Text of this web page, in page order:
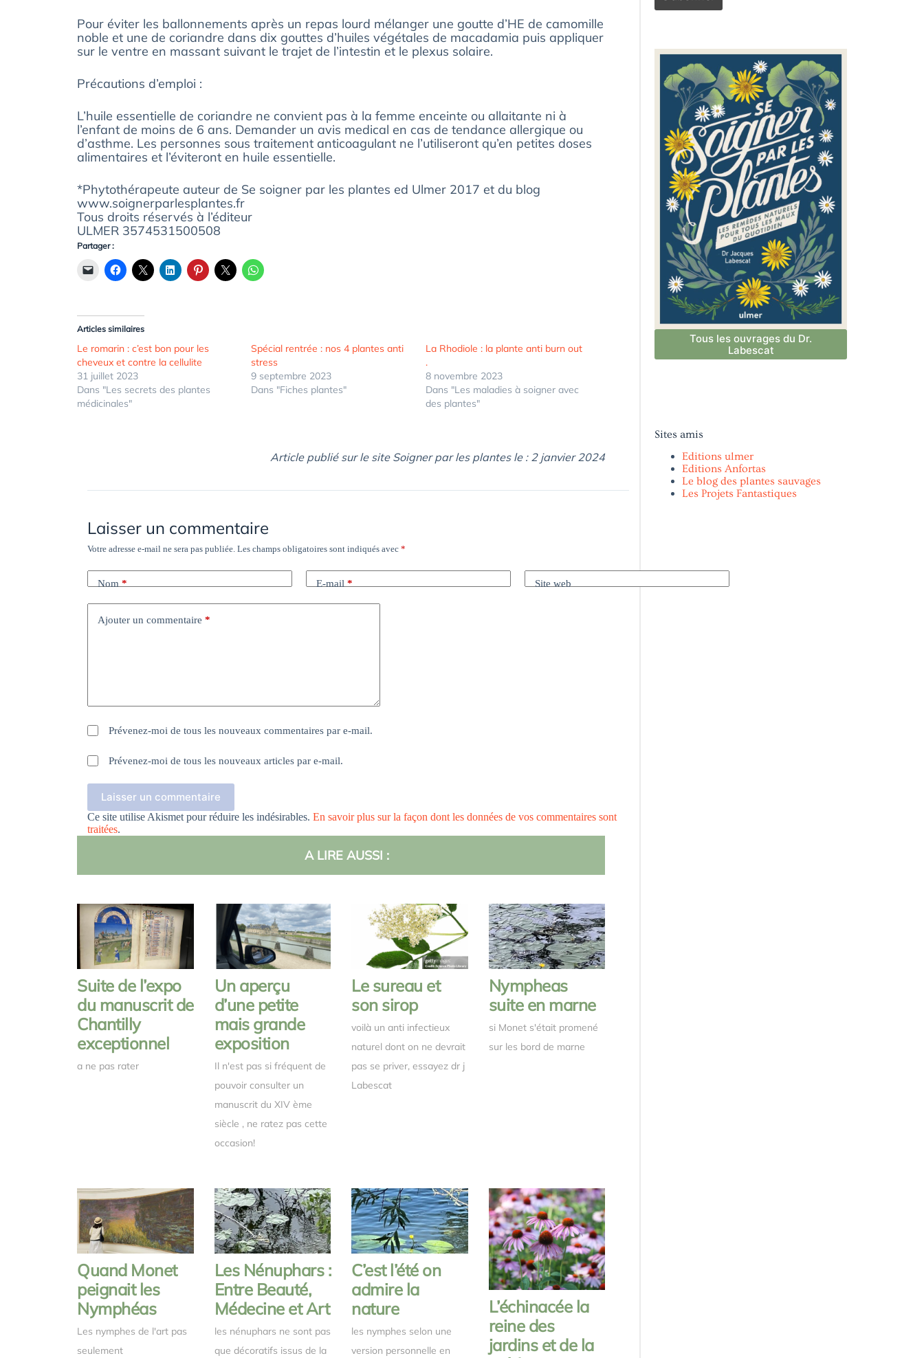
Pour éviter les ballonnements après un repas lourd mélanger une goutte d’HE de camomille
noble et une de coriandre dans dix gouttes d’huiles végétales de macadamia puis appliquer
sur le ventre en massant suivant le trajet de l’intestin et le plexus solaire.
Précautions d’emploi :
L’huile essentielle de coriandre ne convient pas à la femme enceinte ou allaitante ni à
l’enfant de moins de 6 ans. Demander un avis medical en cas de tendance allergique ou
d’asthme. Les personnes sous traitement anticoagulant ne l’utiliseront qu’en petites doses
alimentaires et l’éviteront en huile essentielle.
*Phytothérapeute auteur de Se soigner par les plantes ed Ulmer 2017 et du blog
www.soignerparlesplantes.fr
Tous droits réservés à l’éditeur
ULMER 3574531500508
Partager :
Articles similaires
Le romarin : c’est bon pour les
cheveux et contre la cellulite
31 juillet 2023
Dans "Les secrets des plantes
médicinales"
Spécial rentrée : nos 4 plantes anti
stress
9 septembre 2023
Dans "Fiches plantes"
La Rhodiole : la plante anti burn out
.
8 novembre 2023
Dans "Les maladies à soigner avec
des plantes"
Article publié sur le site Soigner par les plantes le : 2 janvier 2024
Laisser un commentaire
Votre adresse e-mail ne sera pas publiée. Les champs obligatoires sont indiqués avec *
Nom * E-mail * Site web
Ajouter un commentaire *
Prévenez-moi de tous les nouveaux commentaires par e-mail.
Prévenez-moi de tous les nouveaux articles par e-mail.
Laisser un commentaire
Ce site utilise Akismet pour réduire les indésirables. En savoir plus sur la façon dont les données de vos commentaires sont
traitées.
A LIRE AUSSI :
Suite de l’expo
du manuscrit de
Chantilly
exceptionnel
a ne pas rater
Un aperçu
d’une petite
mais grande
exposition
Il n'est pas si fréquent de
pouvoir consulter un
manuscrit du XIV ème
siècle , ne ratez pas cette
occasion!
Le sureau et
son sirop
voilà un anti infectieux
naturel dont on ne devrait
pas se priver, essayez dr j
Labescat
Nympheas
suite en marne
si Monet s'était promené
sur les bord de marne
Quand Monet
peignait les
Nymphéas
Les nymphes de l'art pas
seulement
Les Nénuphars :
Entre Beauté,
Médecine et Art
les nénuphars ne sont pas
que décoratifs issus de la
C’est l’été on
admire la
nature
les nymphes selon une
version personnelle en
L’échinacée la
reine des
jardins et de la
Tous les ouvrages du Dr.
Labescat
Sites amis
Editions ulmer
Editions Anfortas
Le blog des plantes sauvages
Les Projets Fantastiques